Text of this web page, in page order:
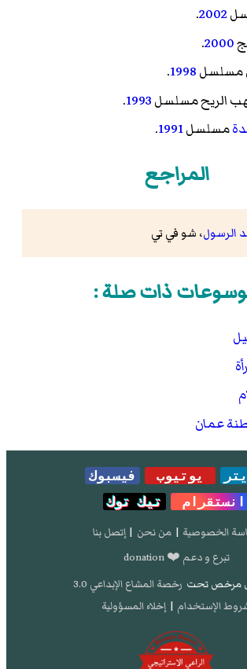
2002
.
2000
.
مسلسل1998
.
الريحمسلسل1993
.
مسلسل1991
.
المراجع
الرسول، شو في تي
ذات صلة :
عمان
يوتيوب
فيسبوك
انستقرام
تيك توك
الخصوصية | من نحن | إتصل بنا
تبرع و دعم ❤️ donation
مرخص تحت رخصة المشاع الإبداعي 3.0
الإستخدام | إخلاء المسؤولية